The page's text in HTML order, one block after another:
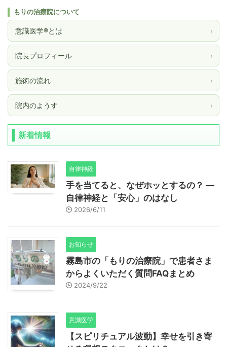
もりの治療院について
意識医学®とは ›
院長プロフィール ›
施術の流れ ›
院内のようす ›
新着情報
自律神経
手を当てると、なぜホッとするの？ ―
自律神経と「安心」のはなし
2026/6/11
お知らせ
霧島市の「もりの治療院」で患者さま
からよくいただく質問FAQまとめ
2024/9/22
意識医学
【スピリチュアル波動】幸せを引き寄